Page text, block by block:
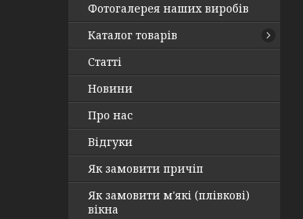
Фотогалерея наших виробів
Каталог товарів
Статті
Новини
Про нас
Відгуки
Як замовити причіп
Як замовити м'які (плівкові)
вікна